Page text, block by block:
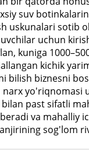
suv
uskunalari sotib
uchun
kuniga
kichik
bilish biznesni
narx yo'riqnomasi
past sifatli
va mahalliy
sog'lom